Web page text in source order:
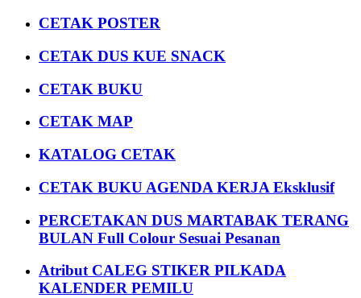
CETAK POSTER
CETAK DUS KUE SNACK
CETAK BUKU
CETAK MAP
KATALOG CETAK
CETAK BUKU AGENDA KERJA Eksklusif
PERCETAKAN DUS MARTABAK TERANG
BULAN Full Colour Sesuai Pesanan
Atribut CALEG STIKER PILKADA
KALENDER PEMILU